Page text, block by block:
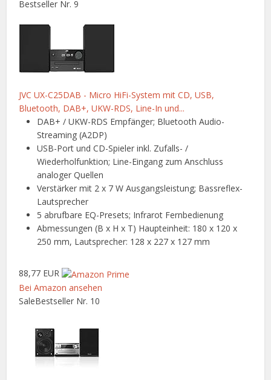
Bestseller Nr. 9
JVC UX-C25DAB - Micro HiFi-System mit CD, USB,
Bluetooth, DAB+, UKW-RDS, Line-In und...
DAB+ / UKW-RDS Empfänger; Bluetooth Audio-
Streaming (A2DP)
USB-Port und CD-Spieler inkl. Zufalls- /
Wiederholfunktion; Line-Eingang zum Anschluss
analoger Quellen
Verstärker mit 2 x 7 W Ausgangsleistung; Bassreflex-
Lautsprecher
5 abrufbare EQ-Presets; Infrarot Fernbedienung
Abmessungen (B x H x T) Haupteinheit: 180 x 120 x
250 mm, Lautsprecher: 128 x 227 x 127 mm
88,77 EUR
Bei Amazon ansehen
SaleBestseller Nr. 10